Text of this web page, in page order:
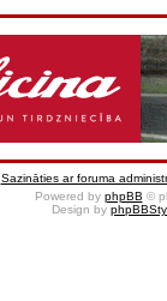
Sazināties ar foruma
Powered by phpBB ©
Design by